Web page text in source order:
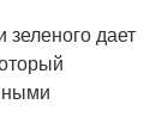
дает
и